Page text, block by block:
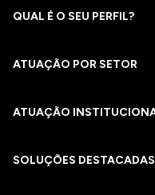
QUAL É O SEU PERFIL?
ATUAÇÃO POR SETOR
ATUAÇÃO
SOLUÇÕES DESTACADAS